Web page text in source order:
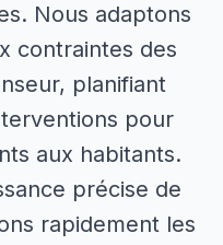
Nous adaptons
contraintes des
planifiant
pour
aux habitants.
précise de
rapidement les